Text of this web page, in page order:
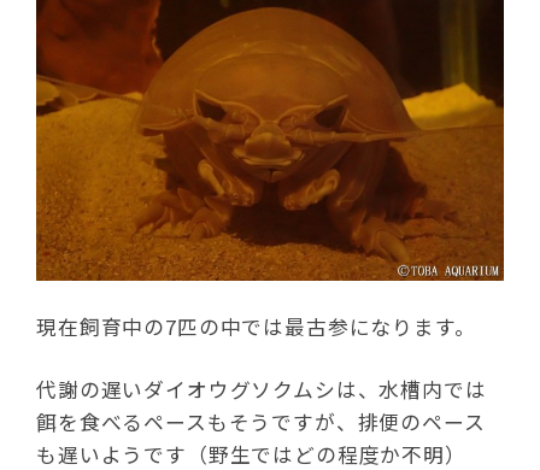
現在飼育中の7匹の中では最古参になります。
代謝の遅いダイオウグソクムシは、水槽内では
餌を食べるペースもそうですが、排便のペース
も遅いようです（野生ではどの程度か不明）